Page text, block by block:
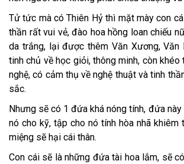
Tử tức mà có Thiên Hỷ thì mặt mày con
thần rất vui vẻ, đào hoa hồng loan chiếu
da trắng, lại được thêm Văn Xương, Văn
tinh chủ về học giỏi, thông minh, còn khéo
nghệ, có cảm thụ về nghệ thuật và tinh
sắc.
Nhưng sẽ có 1 đứa khá nóng tính, đứa
nó cho kỹ, tập cho nó tính hòa nhã khiêm
miệng sẽ hại cái thân.
Con cái sẽ là những đứa tài hoa lắm, sẽ